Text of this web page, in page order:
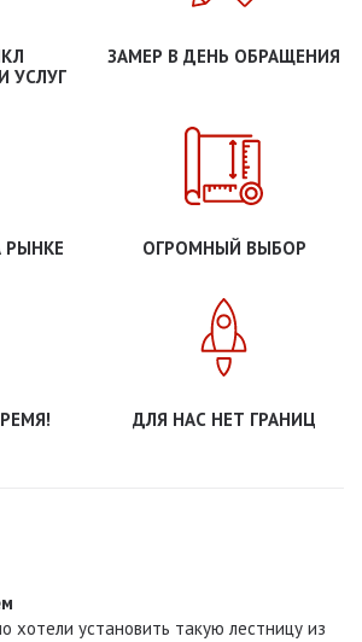
УСЛУГ
ЗАМЕР В ДЕНЬ ОБРАЩЕНИЯ
РЫНКЕ ОГРОМНЫЙ ВЫБОР
ДЛЯ НАС НЕТ ГРАНИЦ
хотели установить такую лестницу из